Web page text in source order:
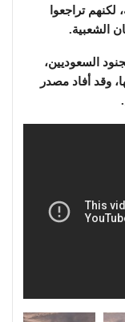
تراجعوا
الشعبية.
السعوديين،
وقد أفاد مصدر